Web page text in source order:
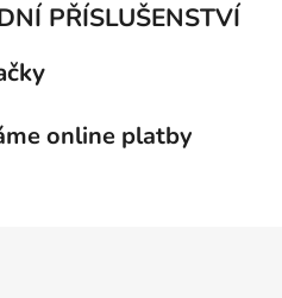
PŘÍSLUŠENSTVÍ
online platby